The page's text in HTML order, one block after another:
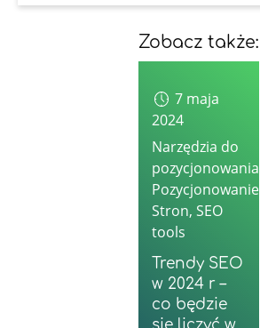
Zobacz także:
7 maja
2024
Narzędzia do
pozycjonowania
Pozycjonowanie
Stron, SEO
tools
Trendy SEO
w 2024 r –
co będzie
się liczyć w